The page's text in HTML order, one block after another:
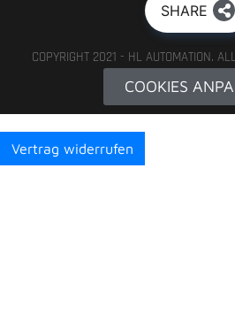
SHARE
COPYRIGHT 2021 - HL AUTOMATION.
COOKIES
Vertrag widerrufen